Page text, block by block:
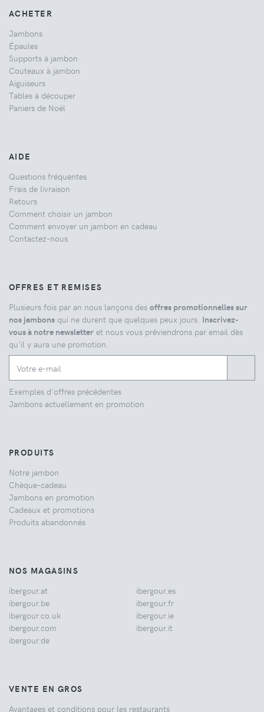
ACHETER
Jambons
Épaules
Supports à jambon
Couteaux à jambon
Aiguiseurs
Tables à découper
Paniers de Noël
AIDE
Questions fréquentes
Frais de livraison
Retours
Comment choisir un jambon
Comment envoyer un jambon en cadeau
Contactez-nous
OFFRES ET REMISES
Plusieurs fois par an nous lançons des offres promotionnelles sur
nos jambons qui ne durent que quelques peux jours. Inscrivez-
vous à notre newsletter et nous vous préviendrons par email dès
qu'il y aura une promotion.
Exemples d'offres précédentes
Jambons actuellement en promotion
PRODUITS
Notre jambon
Chèque-cadeau
Jambons en promotion
Cadeaux et promotions
Produits abandonnés
NOS MAGASINS
ibergour.at
ibergour.be
ibergour.co.uk
ibergour.com
ibergour.de
ibergour.es
ibergour.fr
ibergour.ie
ibergour.it
VENTE EN GROS
Avantages et conditions pour les restaurants